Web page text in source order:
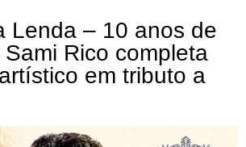
Lenda – 10 anos de
Sami Rico completa
em tributo a